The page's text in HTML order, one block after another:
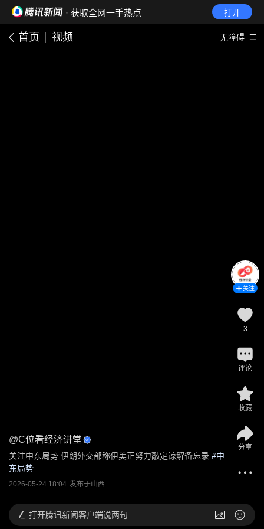
· 获取全网一手热点 打开
首页 视频 无障碍
@C位看经济讲堂
关注中东局势 伊朗外交部称伊美正努力敲定谅解备忘录 #中
东局势
2026-05-24 18:04 发布于山西
关注
3
评论
收藏
分享
打开腾讯新闻客户端说两句